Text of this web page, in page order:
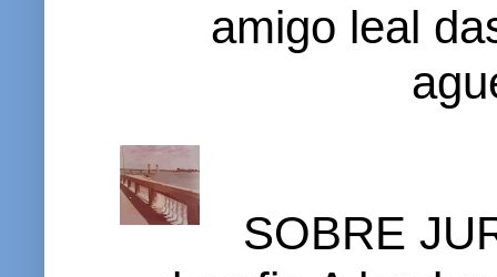
amigo leal
SOBRE